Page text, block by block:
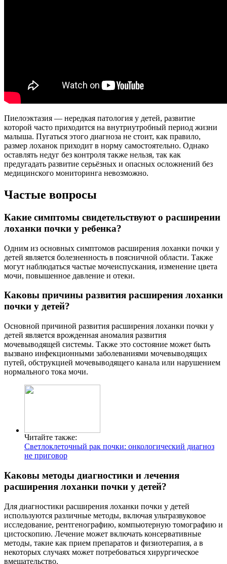
Пиелоэктазия — нередкая патология у детей, развитие
которой часто приходится на внутриутробный период жизни
малыша. Пугаться этого диагноза не стоит, как правило,
размер лоханок приходит в норму самостоятельно. Однако
оставлять недуг без контроля также нельзя, так как
предугадать развитие серьёзных и опасных осложнений без
медицинского мониторинга невозможно.
Частые вопросы
Какие симптомы свидетельствуют о расширении
лоханки почки у ребенка?
Одним из основных симптомов расширения лоханки почки у
детей является болезненность в поясничной области. Также
могут наблюдаться частые мочеиспускания, изменение цвета
мочи, повышенное давление и отеки.
Каковы причины развития расширения лоханки
почки у детей?
Основной причиной развития расширения лоханки почки у
детей является врожденная аномалия развития
мочевыводящей системы. Также это состояние может быть
вызвано инфекционными заболеваниями мочевыводящих
путей, обструкцией мочевыводящего канала или нарушением
нормального тока мочи.
Читайте также:
Светлоклеточный рак почки: онкологический диагноз
не приговор
Каковы методы диагностики и лечения
расширения лоханки почки у детей?
Для диагностики расширения лоханки почки у детей
используются различные методы, включая ультразвуковое
исследование, рентгенографию, компьютерную томографию и
цистоскопию. Лечение может включать консервативные
методы, такие как прием препаратов и физиотерапия, а в
некоторых случаях может потребоваться хирургическое
вмешательство.